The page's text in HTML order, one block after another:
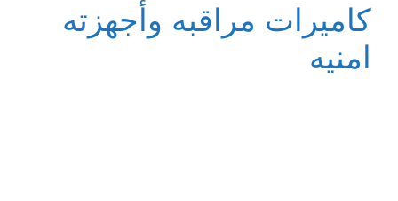
كاميرات مراقبه وأجهزته
امنيه